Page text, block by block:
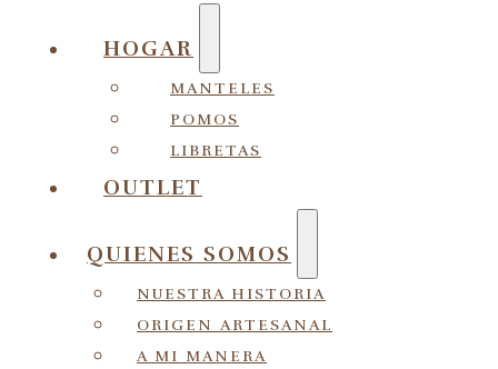
HOGAR
MANTELES
POMOS
LIBRETAS
OUTLET
QUIENES SOMOS
NUESTRA HISTORIA
ORIGEN ARTESANAL
A MI MANERA